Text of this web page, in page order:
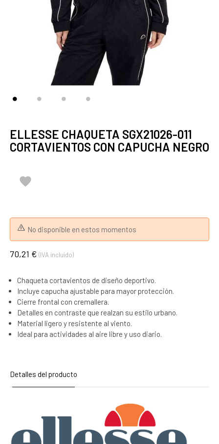
ELLESSE CHAQUETA SGX21026-011
CORTAVIENTOS CON CAPUCHA NEGRO

No disponible en estos momentos
70,21 € (IVA incluido)
Chaqueta cortavientos de diseño deportivo.
Incluye capucha ajustable para mayor protección.
Cierre frontal con cremallera.
Detalles en contraste que realzan su estilo urbano.
Material ligero y resistente al viento.
Ideal para actividades al aire libre y uso diario.
Detalles del producto